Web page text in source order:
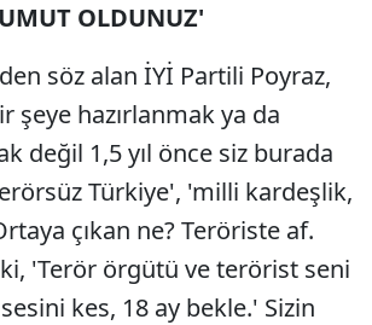
OLDUNUZ'
söz alan İYİ Partili Poyraz,
şeye hazırlanmak ya da
değil 1,5 yıl önce siz burada
Türkiye', 'milli kardeşlik,
çıkan ne? Teröriste af.
'Terör örgütü ve terörist seni
kes, 18 ay bekle.' Sizin